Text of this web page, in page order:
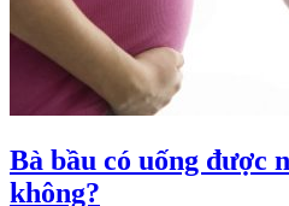
Bà bầu có uống được
không?